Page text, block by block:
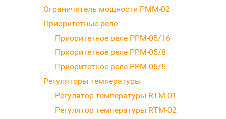
Ограничитель мощности PMM-02
Приоритетные реле
Приоритетное реле PPM-05/16
Приоритетное реле PPM-05/8
Приоритетное реле PPM-05/5
Регуляторы температуры
Регулятор температуры RTM-01
Регулятор температуры RTM-02